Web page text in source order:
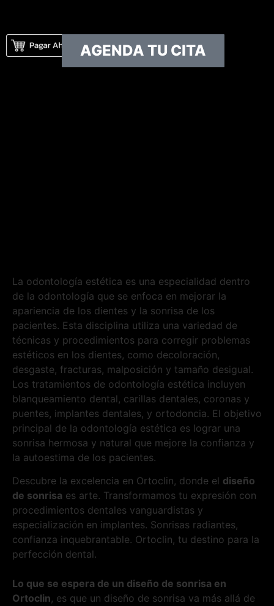
AGENDA TU CITA
La odontología estética es una especialidad dentro
de la odontología que se enfoca en mejorar la
apariencia de los dientes y la sonrisa de los
pacientes. Esta disciplina utiliza una variedad de
técnicas y procedimientos para corregir problemas
estéticos en los dientes, como decoloración,
desgaste, fracturas, malposición y tamaño desigual.
Los tratamientos de odontología estética incluyen
blanqueamiento dental, carillas dentales, coronas y
puentes, implantes dentales, y ortodoncia. El objetivo
principal de la odontología estética es lograr una
sonrisa hermosa y natural que mejore la confianza y
la autoestima de los pacientes.
Descubre la excelencia en Ortoclin, donde el diseño
de sonrisa es arte. Transformamos tu expresión con
procedimientos dentales vanguardistas y
especialización en implantes. Sonrisas radiantes,
confianza inquebrantable. Ortoclin, tu destino para la
perfección dental.
Lo que se espera de un diseño de sonrisa en
Ortoclin, es que un diseño de sonrisa va más allá de